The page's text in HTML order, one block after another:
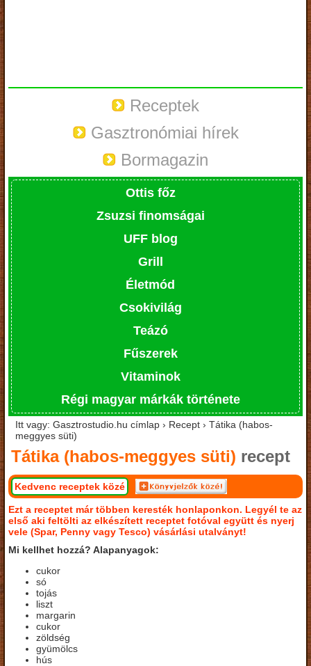
Receptek
Gasztronómiai hírek
Bormagazin
Ottis főz
Zsuzsi finomságai
UFF blog
Grill
Életmód
Csokivilág
Teázó
Fűszerek
Vitaminok
Régi magyar márkák története
Itt vagy: Gasztrostudio.hu címlap › Recept › Tátika (habos-
meggyes süti)
Tátika (habos-meggyes süti) recept
Kedvenc receptek közé
Ezt a receptet már többen keresték honlaponkon. Legyél te az
első aki feltölti az elkészített receptet fotóval együtt és nyerj
vele (Spar, Penny vagy Tesco) vásárlási utalványt!
Mi kellhet hozzá? Alapanyagok:
cukor
só
tojás
liszt
margarin
cukor
zöldség
gyümölcs
hús